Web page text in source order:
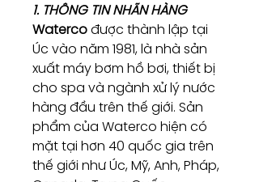
1. THÔNG TIN NHÃN HÀNG
Watercođược thành lập tại
Úc vào năm 1981, là nhà sản
xuất máy bơm hồ bơi, thiết bị
cho spa và ngành xử lý nước
hàng đầu trên thế giới. Sản
phẩm của Waterco hiện có
mặt tại hơn 40 quốc gia trên
thế giới như Úc, Mỹ, Anh, Pháp,